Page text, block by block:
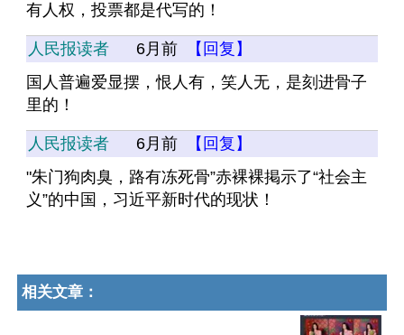
有人权，投票都是代写的！
人民报读者 6月前
【回复】
国人普遍爱显摆，恨人有，笑人无，是刻进骨子
里的！
人民报读者 6月前
【回复】
"朱门狗肉臭，路有冻死骨”赤裸裸掲示了“社会主
义”的中国，习近平新时代的现状！
相关文章：